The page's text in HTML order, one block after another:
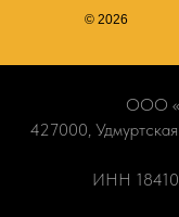
© 2026
ООО
427000,
ИНН